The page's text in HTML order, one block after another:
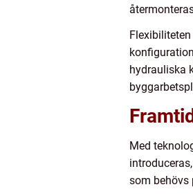
hydrauliska
Med
som behövs